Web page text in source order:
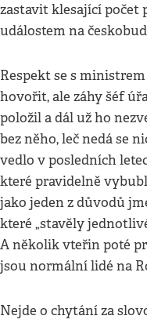
zastavit klesající počet
událostem na
Respekt se s
hovořit, ale záhy šéf
položil a dál už ho
bez něho, leč nedá se
vedlo v posledních
které pravidelně
jako jeden z důvodů
které „stavěly
A několik vteřin poté
jsou normální lidé na
Nejde o chytání za